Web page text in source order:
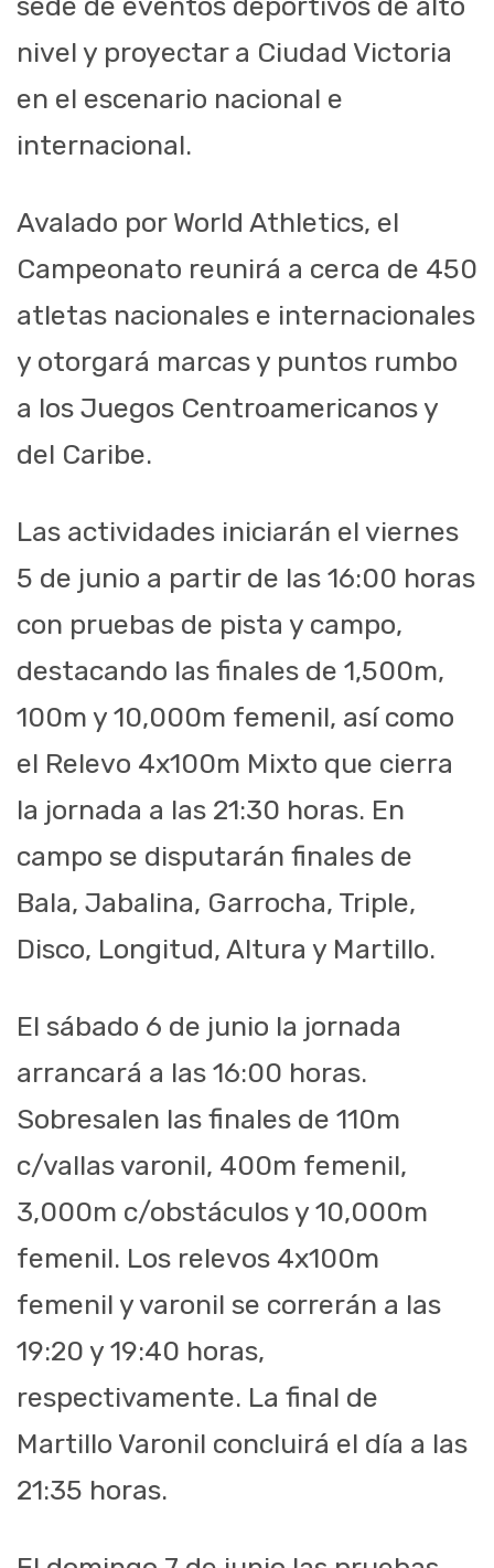
sede de eventos deportivos de alto
nivel y proyectar a Ciudad Victoria
en el escenario nacional e
internacional.
Avalado por World Athletics, el
Campeonato reunirá a cerca de 450
atletas nacionales e internacionales
y otorgará marcas y puntos rumbo
a los Juegos Centroamericanos y
del Caribe.
Las actividades iniciarán el viernes
5 de junio a partir de las 16:00 horas
con pruebas de pista y campo,
destacando las finales de 1,500m,
100m y 10,000m femenil, así como
el Relevo 4x100m Mixto que cierra
la jornada a las 21:30 horas. En
campo se disputarán finales de
Bala, Jabalina, Garrocha, Triple,
Disco, Longitud, Altura y Martillo.
El sábado 6 de junio la jornada
arrancará a las 16:00 horas.
Sobresalen las finales de 110m
c/vallas varonil, 400m femenil,
3,000m c/obstáculos y 10,000m
femenil. Los relevos 4x100m
femenil y varonil se correrán a las
19:20 y 19:40 horas,
respectivamente. La final de
Martillo Varonil concluirá el día a las
21:35 horas.